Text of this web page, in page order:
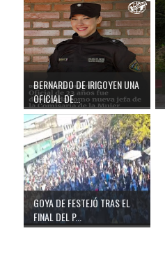
BERNARDO DE IRIGOYEN UNA
OFICIAL DE...
GOYA DE FESTEJÓ TRAS EL
FINAL DEL P...